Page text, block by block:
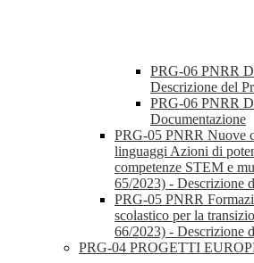
PRG-06 PNRR
Descrizione del
PRG-06 PNRR
Documentazione
PRG-05 PNRR Nuove
linguaggi Azioni di
competenze STEM e
65/2023) - Descrizione
PRG-05 PNRR
scolastico per la
66/2023) - Descrizione
PRG-04 PROGETTI